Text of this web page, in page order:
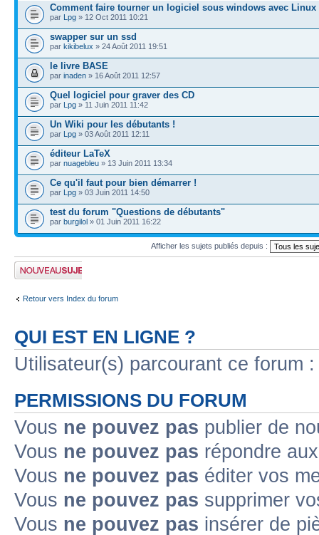
Comment faire tourner un logiciel sous windows avec Linux
par Lpg » 12 Oct 2011 10:21
swapper sur un ssd
par kikibelux » 24 Août 2011 19:51
le livre BASE
par inaden » 16 Août 2011 12:57
Quel logiciel pour graver des CD
par Lpg » 11 Juin 2011 11:42
Un Wiki pour les débutants !
par Lpg » 03 Août 2011 12:11
éditeur LaTeX
par nuagebleu » 13 Juin 2011 13:34
Ce qu'il faut pour bien démarrer !
par Lpg » 03 Juin 2011 14:50
test du forum "Questions de débutants"
par burgilol » 01 Juin 2011 16:22
Afficher les sujets publiés depuis :
Publier un nouveau
sujet
Retour vers Index du forum
QUI EST EN LIGNE ?
Utilisateur(s) parcourant ce forum
PERMISSIONS DU FORUM
Vous ne pouvez pas publier de
Vous ne pouvez pas répondre
Vous ne pouvez pas éditer vos
Vous ne pouvez pas supprimer
Vous ne pouvez pas insérer de